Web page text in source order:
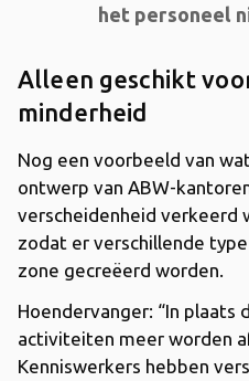
het personeel
Alleen geschikt
minderheid
Nog een voorbeeld van
ontwerp van ABW-
verscheidenheid
zodat er verschillende
zone gecreëerd worden.
Hoendervanger: “In plaats
activiteiten meer worden
Kenniswerkers hebben